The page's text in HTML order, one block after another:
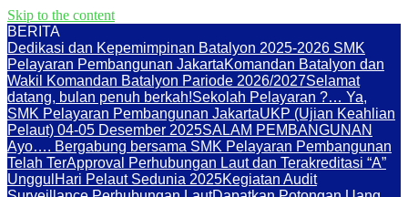
Skip to the content
BERITA
Dedikasi dan Kepemimpinan Batalyon 2025-2026 SMK
Pelayaran Pembangunan JakartaKomandan Batalyon dan
Wakil Komandan Batalyon Pariode 2026/2027Selamat
datang, bulan penuh berkah!Sekolah Pelayaran ?… Ya,
SMK Pelayaran Pembangunan JakartaUKP (Ujian Keahlian
Pelaut) 04-05 Desember 2025SALAM PEMBANGUNAN
Ayo…. Bergabung bersama SMK Pelayaran Pembangunan
Telah TerApproval Perhubungan Laut dan Terakreditasi “A”
Unggul Hari Pelaut Sedunia 2025Kegiatan Audit